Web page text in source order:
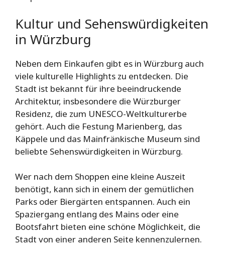
Kultur und Sehenswürdigkeiten
in Würzburg
Neben dem Einkaufen gibt es in Würzburg auch
viele kulturelle Highlights zu entdecken. Die
Stadt ist bekannt für ihre beeindruckende
Architektur, insbesondere die Würzburger
Residenz, die zum UNESCO-Weltkulturerbe
gehört. Auch die Festung Marienberg, das
Käppele und das Mainfränkische Museum sind
beliebte Sehenswürdigkeiten in Würzburg.
Wer nach dem Shoppen eine kleine Auszeit
benötigt, kann sich in einem der gemütlichen
Parks oder Biergärten entspannen. Auch ein
Spaziergang entlang des Mains oder eine
Bootsfahrt bieten eine schöne Möglichkeit, die
Stadt von einer anderen Seite kennenzulernen.